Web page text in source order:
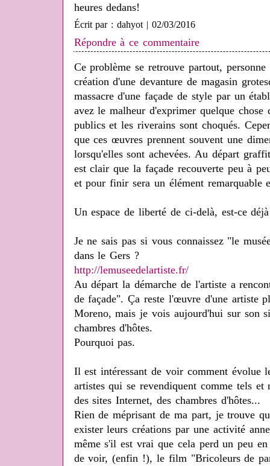
heures dedans!
Écrit par : dahyot | 02/03/2016
Répondre à ce commentaire
Ce problème se retrouve partout,
création d'une devanture de magasin
massacre d'une façade de style par un
avez le malheur d'exprimer quelque chose
publics et les riverains sont choqués.
que ces œuvres prennent souvent une
lorsqu'elles sont achevées. Au départ
est clair que la façade recouverte peu à
et pour finir sera un élément
Un espace de liberté de ci-delà, est-ce
Je ne sais pas si vous connaissez "le
dans le Gers ?
http://lemuseedelartiste.fr/
Au départ la démarche de l'artiste a
de façade". Ça reste l'œuvre d'une artiste
Moreno, mais je vois aujourd'hui sur son
chambres d'hôtes.
Pourquoi pas.
Il est intéressant de voir comment évolue
artistes qui se revendiquent comme tels
des sites Internet, des chambres d'hôtes...
Rien de méprisant de ma part, je trouve
exister leurs créations par une activité
même s'il est vrai que cela perd un peu
de voir, (enfin !), le film "Bricoleurs de